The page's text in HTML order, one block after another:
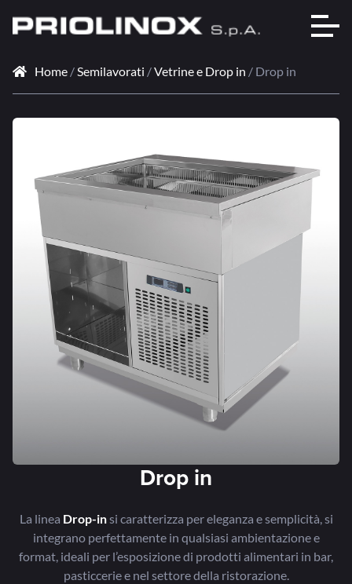
Home /Semilavorati /Vetrine e Drop in / Drop in
Drop in
La linea Drop-insi caratterizza per eleganza e semplicità, si
integrano perfettamente in qualsiasi ambientazione e
format, ideali per l’esposizione di prodotti alimentari in bar,
pasticcerie e nel settore della ristorazione.